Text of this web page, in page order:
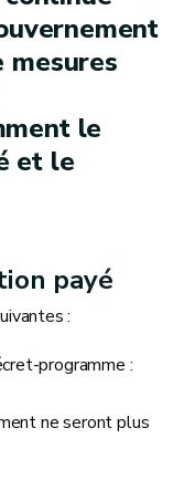
mesures
le
et le
payé
:
programme :
ne seront plus